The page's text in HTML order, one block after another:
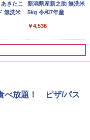
きたこ
無洗米
新潟県産新之助 無洗米
5kg 令和7年産
￥4,536
555
べ放題！ ピザ/パス